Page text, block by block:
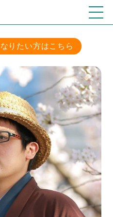
りたい方はこちら